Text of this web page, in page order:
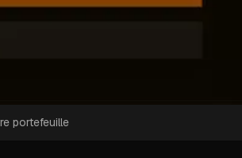
portefeuille